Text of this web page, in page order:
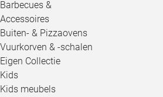
Barbecues &
Accessoires
Buiten- & Pizzaovens
Vuurkorven & -schalen
Eigen Collectie
Kids
Kids meubels